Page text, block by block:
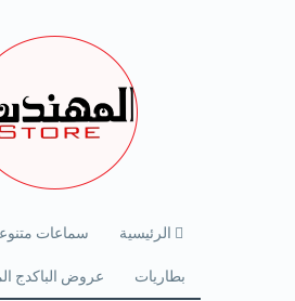
الرئيسية سماعات
بطاريات عروض الباكدج